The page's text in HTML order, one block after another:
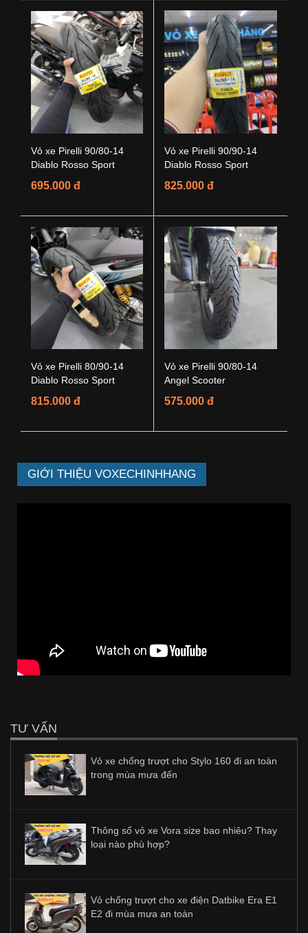
Vỏ xe Pirelli 90/80-14
Diablo Rosso Sport
695.000 đ
Vỏ xe Pirelli 90/90-14
Diablo Rosso Sport
825.000 đ
Vỏ xe Pirelli 80/90-14
Diablo Rosso Sport
815.000 đ
Vỏ xe Pirelli 90/80-14
Angel Scooter
575.000 đ
GIỚI THIỆU VOXECHINHHANG
TƯ VẤN
Vỏ xe chống trượt cho Stylo 160 đi an toàn
trong mùa mưa đến
Thông số vỏ xe Vora size bao nhiêu? Thay
loại nào phù hợp?
Vỏ chống trượt cho xe điện Datbike Era E1
E2 đi mùa mưa an toàn